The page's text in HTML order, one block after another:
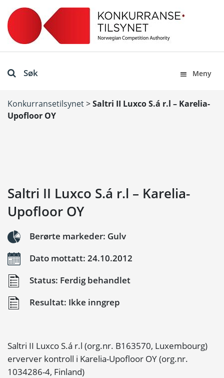
Søk Meny
Konkurransetilsynet>Saltri II Luxco S.á r.l – Karelia-
Upofloor OY
Saltri II Luxco S.á r.l – Karelia-
Upofloor OY
Berørte markeder: Gulv
Dato mottatt: 24.10.2012
Status: Ferdig behandlet
Resultat: Ikke inngrep
Saltri II Luxco S.á r.l (org.nr. B163570, Luxembourg)
erverver kontroll i Karelia-Upofloor OY (org.nr.
1034286-4, Finland)